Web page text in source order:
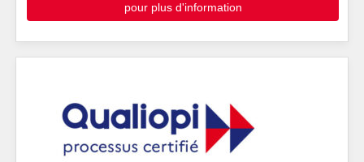
pour plus d'information